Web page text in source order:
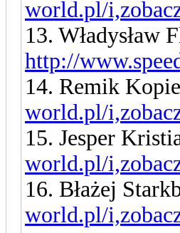
world.pl/
13.
http://
14. Remik
world.pl/
15. Jesper
world.pl/
16. Błażej
world.pl/